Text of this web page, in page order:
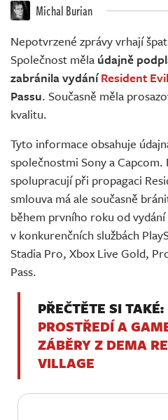
Živě Michal Burian
Nepotvrzené zprávy vrhají
Společnost měla údajně
zabránila vydáníResident
Passu. Současně měla
kvalitu.
Tyto informace obsahuje
společnostmi Sony a
spolupracují při propagaci
smlouva má ale současně
během prvního roku od
v konkurenčních službách
Stadia Pro, Xbox Live Gold,
Pass.
PŘEČTĚTE SI TAKÉ:
PROSTŘEDÍ A
ZÁBĚRY Z DEMA
VILLAGE